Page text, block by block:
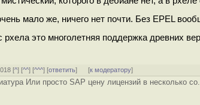
мало же, ничего нет почти. Без EPEL
это многолетняя поддержка древних
[^] [^^] [^^^] [ответить] [к модератору]
Или просто SAP цену лицензий в несколько